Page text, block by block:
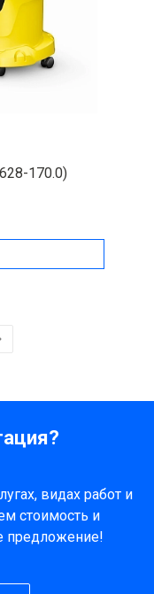
170.0)
видах работ и
стоимость и
предложение!